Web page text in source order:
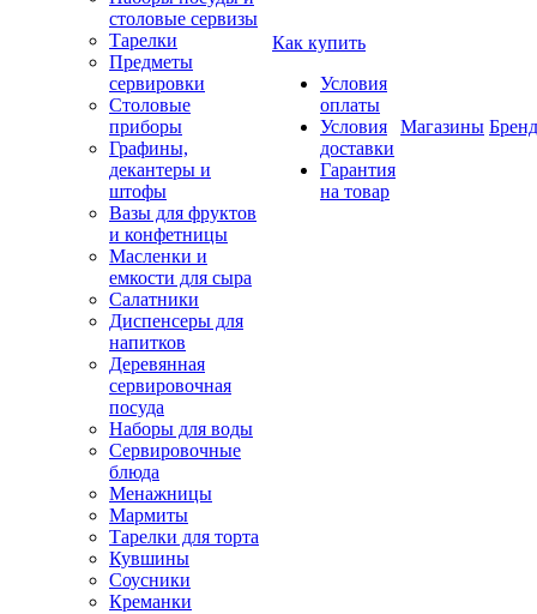
столовые сервизы
Тарелки
Предметы
сервировки
Столовые
приборы
Графины,
декантеры и
штофы
Вазы для фруктов
и конфетницы
Масленки и
емкости для сыра
Салатники
Диспенсеры для
напитков
Деревянная
сервировочная
посуда
Наборы для воды
Сервировочные
блюда
Менажницы
Мармиты
Тарелки для торта
Кувшины
Соусники
Креманки
Как купить
Условия
оплаты
Условия
доставки
Гарантия
на товар
Магазины